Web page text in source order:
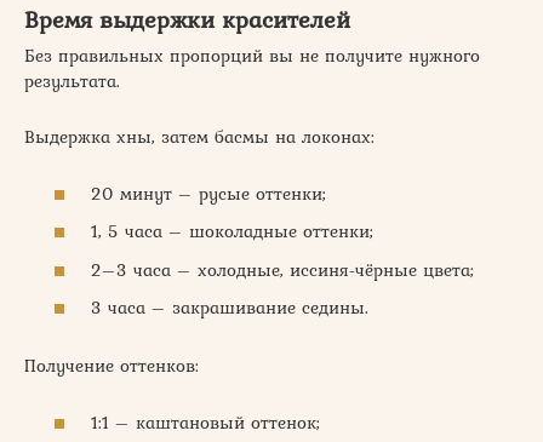
Время выдержки красителей
Без правильных пропорций вы не получите нужного
результата.
Выдержка хны, затем басмы на локонах:
20 минут – русые оттенки;
1, 5 часа – шоколадные оттенки;
2–3 часа – холодные, иссиня-чёрные цвета;
3 часа – закрашивание седины.
Получение оттенков:
1:1 – каштановый оттенок;